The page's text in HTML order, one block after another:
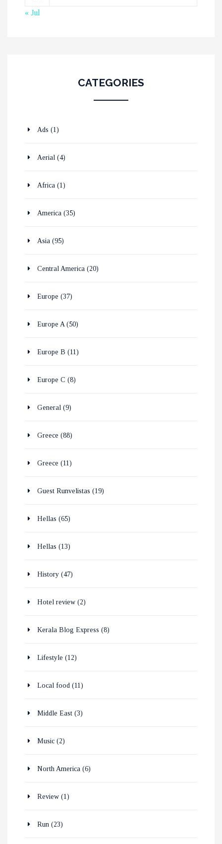
« Jul
CATEGORIES
Ads (1)
Aerial (4)
Africa (1)
America (35)
Asia (95)
Central America (20)
Europe (37)
Europe A(50)
Europe B (11)
Europe C (8)
General (9)
Greece (88)
Greece (11)
Guest Runvelistas (19)
Hellas (65)
Hellas (13)
History (47)
Hotel review (2)
Kerala Blog Express (8)
Lifestyle (12)
Local food (11)
Middle East (3)
Music (2)
North America (6)
Review (1)
Run (23)